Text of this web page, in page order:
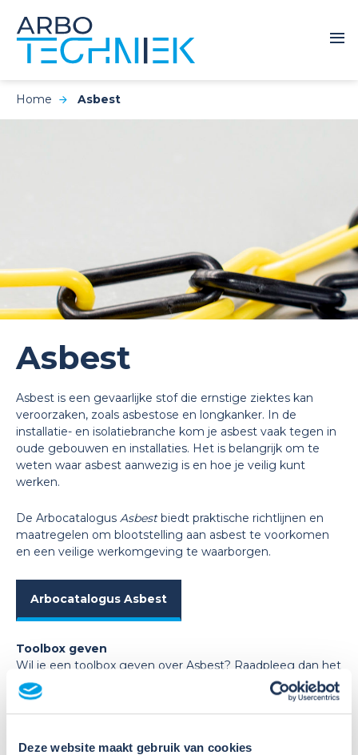
Deze website maakt gebruik van cookies
Home Asbest
Asbest
Asbest is een gevaarlijke stof die ernstige ziektes kan
veroorzaken, zoals asbestose en longkanker. In de
installatie- en isolatiebranche kom je asbest vaak tegen in
oude gebouwen en installaties. Het is belangrijk om te
weten waar asbest aanwezig is en hoe je veilig kunt
werken.
De Arbocatalogus Asbestbiedt praktische richtlijnen en
maatregelen om blootstelling aan asbest te voorkomen
en een veilige werkomgeving te waarborgen.
Arbocatalogus Asbest
Toolbox geven
Wil je een toolbox geven over Asbest? Raadpleeg dan het
Toolboxplatf